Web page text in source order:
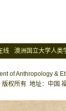
线 澳洲国立大学人类
of Anthropology &
权所有 地址：中国